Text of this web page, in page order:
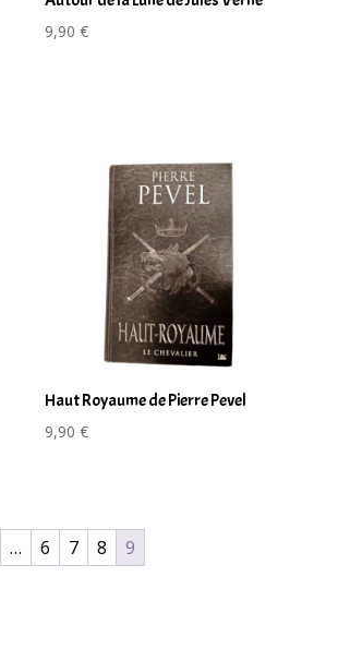
9,90 €
Haut Royaume de Pierre Pevel
9,90 €
… 6 7 8 9